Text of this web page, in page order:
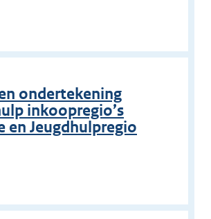
ondertekening
inkoopregio’s
en Jeugdhulpregio